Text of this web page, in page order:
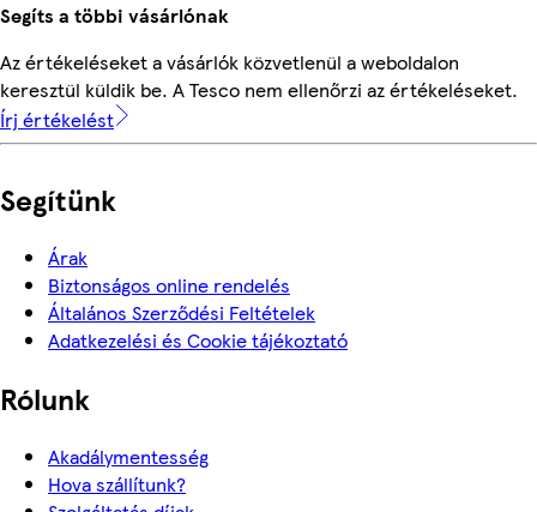
Segíts a többi vásárlónak
Az értékeléseket a vásárlók közvetlenül a weboldalon
keresztül küldik be. A Tesco nem ellenőrzi az értékeléseket.
Írj értékelést
Segítünk
Árak
Biztonságos online rendelés
Általános Szerződési Feltételek
Adatkezelési és Cookie tájékoztató
Rólunk
Akadálymentesség
Hova szállítunk?